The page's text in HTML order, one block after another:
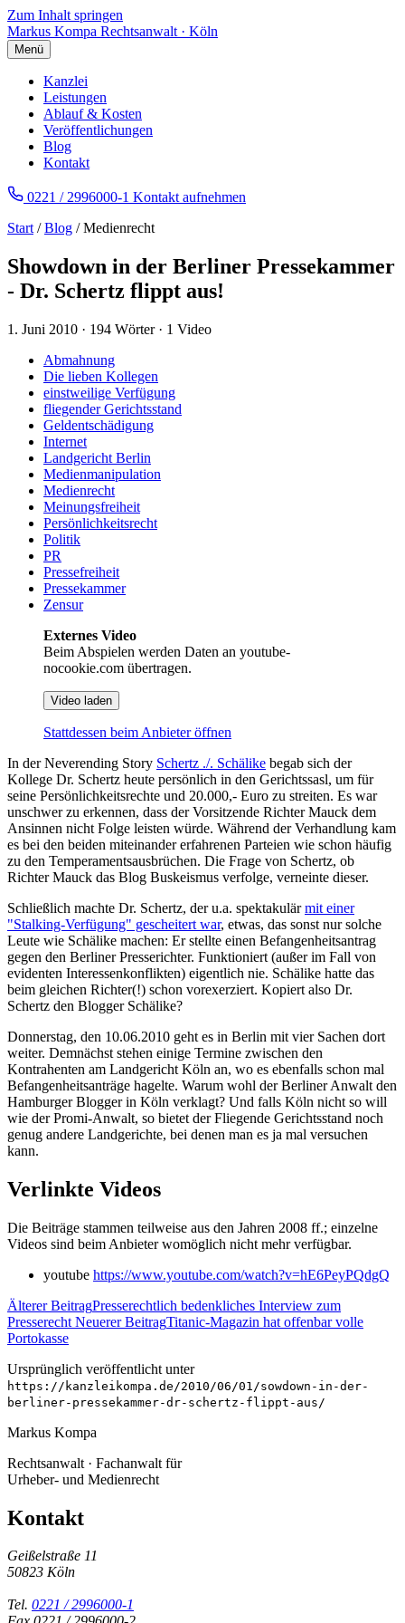
Zum Inhalt springen
Markus Kompa Rechtsanwalt · Köln
Menü
Kanzlei
Leistungen
Ablauf & Kosten
Veröffentlichungen
Blog
Kontakt
0221 / 2996000-1 Kontakt aufnehmen
Start /Blog / Medienrecht
Showdown in der Berliner Pressekammer
- Dr. Schertz flippt aus!
1. Juni 2010 · 194 Wörter · 1 Video
Abmahnung
Die lieben Kollegen
einstweilige Verfügung
fliegender Gerichtsstand
Geldentschädigung
Internet
Landgericht Berlin
Medienmanipulation
Medienrecht
Meinungsfreiheit
Persönlichkeitsrecht
Politik
PR
Pressefreiheit
Pressekammer
Zensur
Externes Video
Beim Abspielen werden Daten an youtube-
nocookie.com übertragen.
Video laden
Stattdessen beim Anbieter öffnen
In der Neverending Story Schertz ./. Schälike begab sich der
Kollege Dr. Schertz heute persönlich in den Gerichtssasl, um für
seine Persönlichkeitsrechte und 20.000,- Euro zu streiten. Es war
unschwer zu erkennen, dass der Vorsitzende Richter Mauck dem
Ansinnen nicht Folge leisten würde. Während der Verhandlung kam
es bei den beiden miteinander erfahrenen Parteien wie schon häufig
zu den Temperamentsausbrüchen. Die Frage von Schertz, ob
Richter Mauck das Blog Buskeismus verfolge, verneinte dieser.
Schließlich machte Dr. Schertz, der u.a. spektakulärmit einer
"Stalking-Verfügung" gescheitert war, etwas, das sonst nur solche
Leute wie Schälike machen: Er stellte einen Befangenheitsantrag
gegen den Berliner Presserichter. Funktioniert (außer im Fall von
evidenten Interessenkonflikten) eigentlich nie. Schälike hatte das
beim gleichen Richter(!) schon vorexerziert. Kopiert also Dr.
Schertz den Blogger Schälike?
Donnerstag, den 10.06.2010 geht es in Berlin mit vier Sachen dort
weiter. Demnächst stehen einige Termine zwischen den
Kontrahenten am Landgericht Köln an, wo es ebenfalls schon mal
Befangenheitsanträge hagelte. Warum wohl der Berliner Anwalt den
Hamburger Blogger in Köln verklagt? Und falls Köln nicht so will
wie der Promi-Anwalt, so bietet der Fliegende Gerichtsstand noch
genug andere Landgerichte, bei denen man es ja mal versuchen
kann.
Verlinkte Videos
Die Beiträge stammen teilweise aus den Jahren 2008 ff.; einzelne
Videos sind beim Anbieter womöglich nicht mehr verfügbar.
youtube https://www.youtube.com/watch?v=hE6PeyPQdgQ
Älterer BeitragPresserechtlich bedenkliches Interview zum
Presserecht Neuerer BeitragTitanic-Magazin hat offenbar volle
Portokasse
Ursprünglich veröffentlicht unter
https://kanzleikompa.de/2010/06/01/sowdown-in-der-
berliner-pressekammer-dr-schertz-flippt-aus/
Markus Kompa
Rechtsanwalt · Fachanwalt für
Urheber- und Medienrecht
Kontakt
Geißelstraße 11
50823 Köln
Tel. 0221 / 2996000-1